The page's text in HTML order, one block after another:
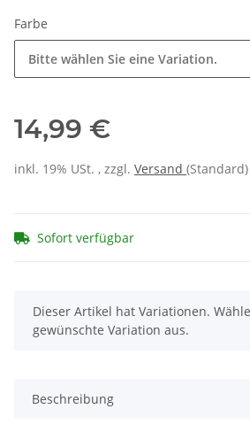
Farbe
Bitte wählen Sie eine Variation.
14,99 €
inkl. 19% USt. , zzgl. Versand (Standard)
Sofort verfügbar
x
Dieser Artikel hat Variationen.
gewünschte Variation aus.
Beschreibung